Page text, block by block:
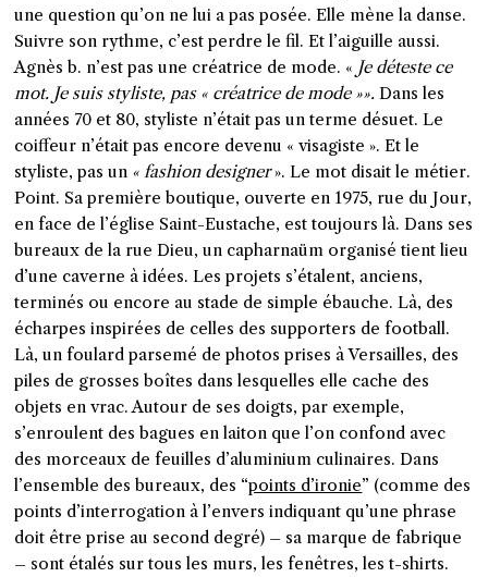
une question qu’on ne lui a pas posée. Elle mène la danse.
Suivre son rythme, c’est perdre le fil. Et l’aiguille aussi.
Agnès b. n’est pas une créatrice de mode. « Je déteste ce
mot. Je suis styliste, pas « créatrice de mode »».Dans les
années 70 et 80, styliste n’était pas un terme désuet. Le
coiffeur n’était pas encore devenu « visagiste ». Et le
styliste, pas un « fashion designer». Le mot disait le métier.
Point. Sa première boutique, ouverte en 1975, rue du Jour,
en face de l’église Saint-Eustache, est toujours là. Dans ses
bureaux de la rue Dieu, un capharnaüm organisé tient lieu
d’une caverne à idées. Les projets s’étalent, anciens,
terminés ou encore au stade de simple ébauche. Là, des
écharpes inspirées de celles des supporters de football.
Là, un foulard parsemé de photos prises à Versailles, des
piles de grosses boîtes dans lesquelles elle cache des
objets en vrac. Autour de ses doigts, par exemple,
s’enroulent des bagues en laiton que l’on confond avec
des morceaux de feuilles d’aluminium culinaires. Dans
l’ensemble des bureaux, des “points d’ironie” (comme des
points d’interrogation à l’envers indiquant qu’une phrase
doit être prise au second degré) – sa marque de fabrique
– sont étalés sur tous les murs, les fenêtres, les t-shirts.